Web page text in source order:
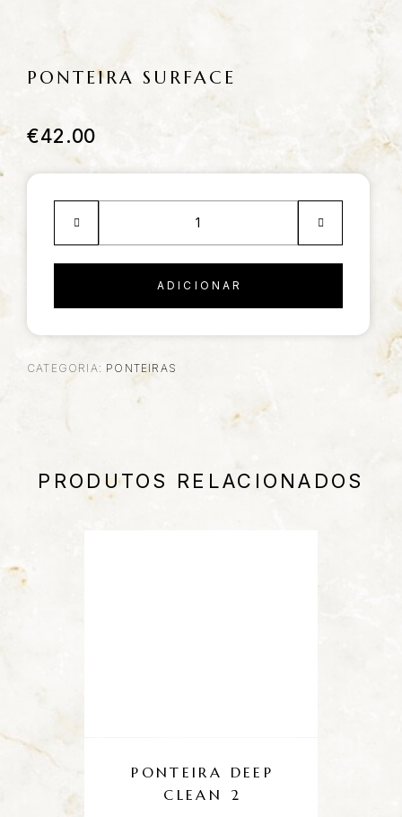
PONTEIRA SURFACE
€42.00
ADICIONAR
CATEGORIA: PONTEIRAS
PRODUTOS RELACIONADOS
PONTEIRA DEEP
CLEAN 2